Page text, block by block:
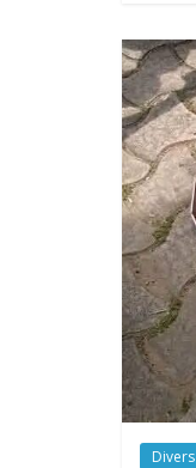
Divers